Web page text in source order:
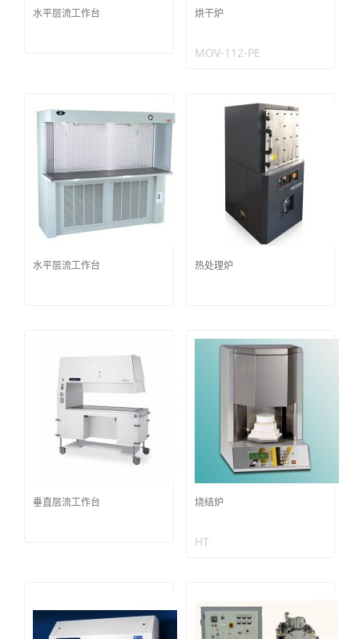
水平层流工作台 烘干炉
MOV-112-PE
水平层流工作台 热处理炉
垂直层流工作台 烧结炉
HT